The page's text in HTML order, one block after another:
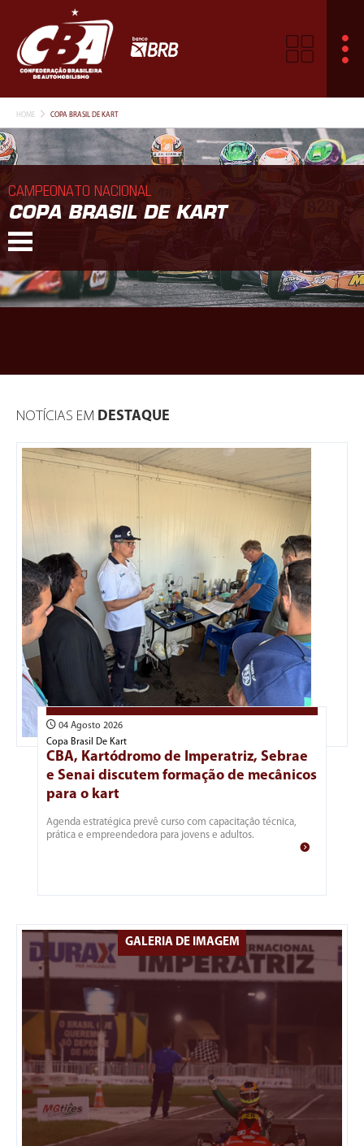
HOME COPA BRASIL DE KART
CAMPEONATO NACIONAL
COPA BRASIL DE KART
NOTÍCIAS EM DESTAQUE
04 Agosto 2026
Copa Brasil De Kart
CBA, Kartódromo de Imperatriz, Sebrae
e Senai discutem formação de mecânicos
para o kart
Agenda estratégica prevê curso com capacitação técnica,
prática e empreendedora para jovens e adultos.
GALERIA DE IMAGEM